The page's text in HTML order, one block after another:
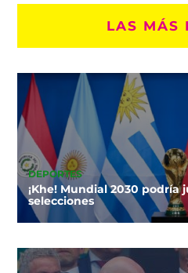
LAS MÁS
DEPORTES
¡Khe! Mundial 2030 podría
selecciones